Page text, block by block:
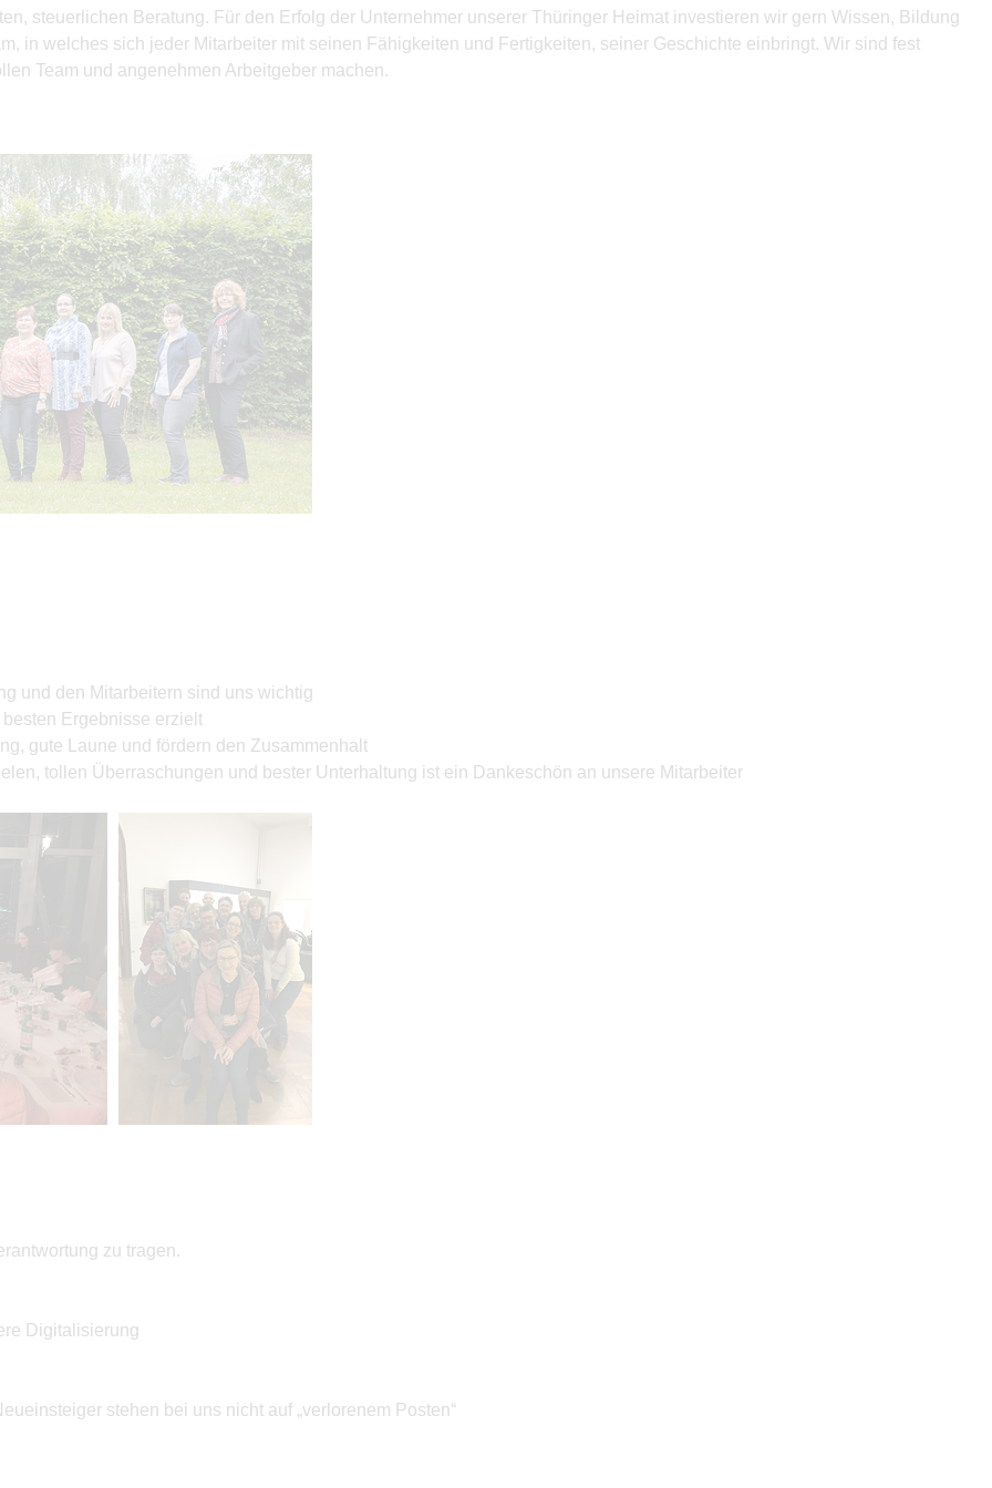
steuerlichen Beratung. Für den Erfolg der Unternehmer unserer Thüringer Heimat investieren wir gern Wissen, Bildung
in welches sich jeder Mitarbeiter mit seinen Fähigkeiten und Fertigkeiten, seiner Geschichte einbringt. Wir sind fest
Team und angenehmen Arbeitgeber machen.
und den Mitarbeitern sind uns wichtig
Ergebnisse erzielt
gute Laune und fördern den Zusammenhalt
tollen Überraschungen und bester Unterhaltung ist ein Dankeschön an unsere Mitarbeiter
zu tragen.
Digitalisierung
stehen bei uns nicht auf „verlorenem Posten“